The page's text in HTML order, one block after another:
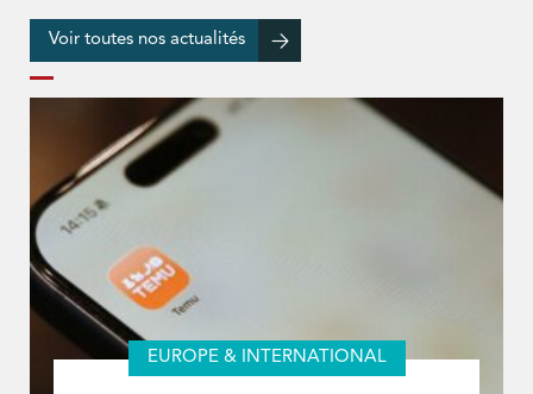
Voir toutes nos actualités
EUROPE & INTERNATIONAL